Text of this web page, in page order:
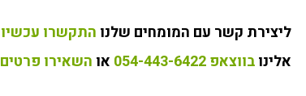
ליצירת קשר עם המומחים שלנו התקשרו עכשיו 072-250-0354
אלינובווצאפ 054-443-6422 או השאירו פרטים